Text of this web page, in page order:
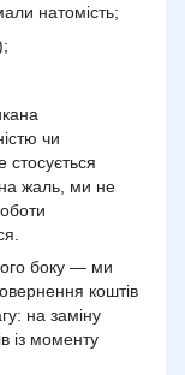
натомість;
чи
на жаль, ми не
боку — ми
коштів
на заміну
із моменту